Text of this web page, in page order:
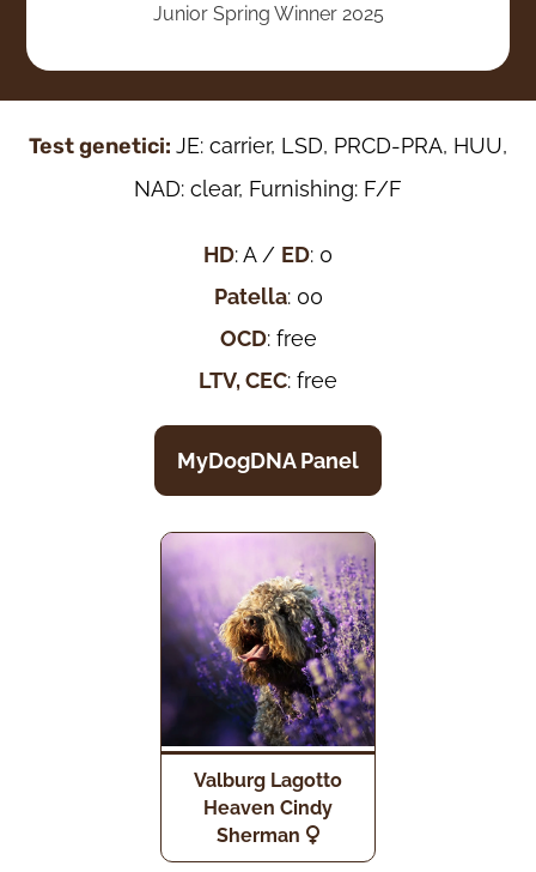
Junior Spring Winner 2025
Test genetici: JE: carrier, LSD, PRCD-PRA, HUU,
NAD: clear, Furnishing: F/F
HD: A / ED: 0
Patella: 00
OCD: free
LTV, CEC: free
MyDogDNA Panel
Valburg Lagotto
Heaven Cindy
Sherman